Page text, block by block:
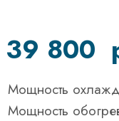
39 800
Мощность
Мощность